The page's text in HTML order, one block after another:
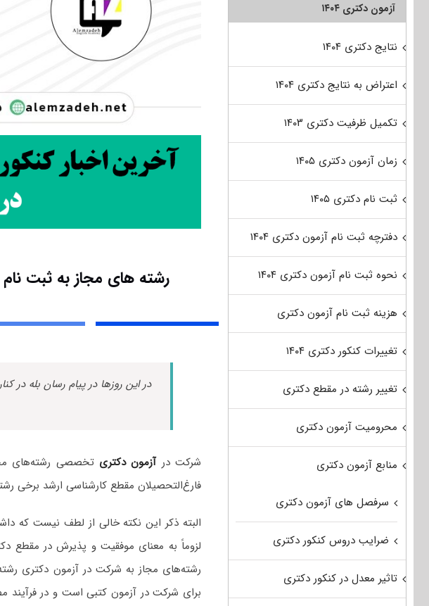
رشته های مجاز به ثبت
در این روزها در پیام رسان بله در
شرکت درآزمون دکتری تخصصی رشته‌های
فارغ‌التحصیلان مقطع کارشناسی ارشد برخی
البته ذکر این نکته خالی از لطف نیست
لزوماً به معنای موفقیت و پذیرش در مقطع
رشته‌های مجاز به شرکت در آزمون دکتری
برای شرکت در آزمون کتبی است و در فرآیند
آزمون دکتری ۱۴۰۴
نتایج دکتری ۱۴۰۴
اعتراض به نتایج دکتری ۱۴۰۴
تکمیل ظرفیت دکتری ۱۴۰۳
زمان آزمون دکتری ۱۴۰۵
ثبت نام دکتری ۱۴۰۵
دفترچه ثبت نام آزمون دکتری ۱۴۰۴
نحوه ثبت نام آزمون دکتری ۱۴۰۴
هزینه ثبت نام آزمون دکتری
تغییرات کنکور دکتری ۱۴۰۴
تغییر رشته در مقطع دکتری
محرومیت آزمون دکتری
منابع آزمون دکتری
سرفصل های آزمون دکتری
ضرایب دروس کنکور دکتری
تاثیر معدل در کنکور دکتری